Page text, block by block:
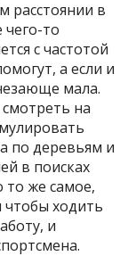
расстоянии в
то
с частотой
а если и
мала.
на
по деревьям и
в поисках
то же самое,
чтобы ходить
и